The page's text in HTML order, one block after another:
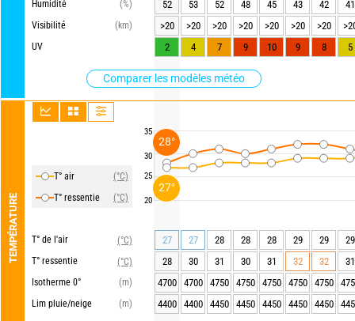
Humidité
(%)
Visibilité
(km)
UV
Comparer les modèles météo
TEMPÉRATURE
T° air
(°C)
T° ressentie
(°C)
T° de l'air
(°C)
T° ressentie
(°C)
Isotherme 0°
(m)
Lim pluie/neige
(m)
35
30
25
20
52 53 52 48 45 43 42
41
>20
>20 >20 >20 >20 >20 >20
2
4 7 9 10 9 8 5
27 27 28 28 28 29 29
29
28
30 31 30 31 32 32
31
4700
4700 4750 4750 4750 4750 4750
4400
4400 4450 4450 4450 4450 4450
27°
28°